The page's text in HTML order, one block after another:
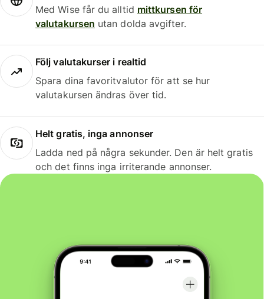
Med Wise får du alltid mittkursen för
valutakursen utan dolda avgifter.
Följ valutakurser i realtid
Spara dina favoritvalutor för att se hur
valutakursen ändras över tid.
Helt gratis, inga annonser
Ladda ned på några sekunder. Den är helt gratis
och det finns inga irriterande annonser.